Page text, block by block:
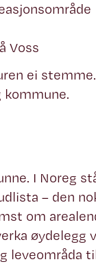
Voss
ei
I Noreg
– den
om
øydelegg
leveområda